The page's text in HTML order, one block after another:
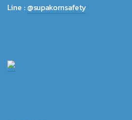
Line : @supakornsafety